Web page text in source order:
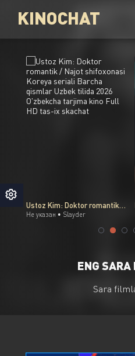
KINOCHAT
Авторизация
Ustoz Kim: Doktor romantik / Najot shifoxonasi Koreya seriali Barcha qismlar Uzbek tilida 2026 O'zbekcha tarjima kino Full HD tas-ix skachat
Не указан • Slayder
ENG
Sara